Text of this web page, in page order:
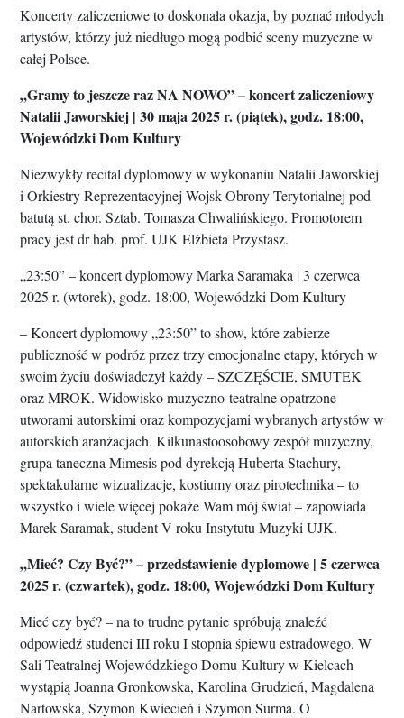
Koncerty zaliczeniowe to doskonała okazja, by poznać młodych
artystów, którzy już niedługo mogą podbić sceny muzyczne w
całej Polsce.
„Gramy to jeszcze raz NA NOWO” – koncert zaliczeniowy
Natalii Jaworskiej | 30 maja 2025 r. (piątek), godz. 18:00,
Wojewódzki Dom Kultury
Niezwykły recital dyplomowy w wykonaniu Natalii Jaworskiej
i Orkiestry Reprezentacyjnej Wojsk Obrony Terytorialnej pod
batutą st. chor. Sztab. Tomasza Chwalińskiego. Promotorem
pracy jest dr hab. prof. UJK Elżbieta Przystasz.
„23:50” – koncert dyplomowy Marka Saramaka | 3 czerwca
2025 r. (wtorek), godz. 18:00, Wojewódzki Dom Kultury
– Koncert dyplomowy „23:50” to show, które zabierze
publiczność w podróż przez trzy emocjonalne etapy, których w
swoim życiu doświadczył każdy – SZCZĘŚCIE, SMUTEK
oraz MROK. Widowisko muzyczno-teatralne opatrzone
utworami autorskimi oraz kompozycjami wybranych artystów w
autorskich aranżacjach. Kilkunastoosobowy zespół muzyczny,
grupa taneczna Mimesis pod dyrekcją Huberta Stachury,
spektakularne wizualizacje, kostiumy oraz pirotechnika – to
wszystko i wiele więcej pokaże Wam mój świat – zapowiada
Marek Saramak, student V roku Instytutu Muzyki UJK.
„Mieć? Czy Być?” – przedstawienie dyplomowe | 5 czerwca
2025 r. (czwartek), godz. 18:00, Wojewódzki Dom Kultury
Mieć czy być? – na to trudne pytanie spróbują znaleźć
odpowiedź studenci III roku I stopnia śpiewu estradowego. W
Sali Teatralnej Wojewódzkiego Domu Kultury w Kielcach
wystąpią Joanna Gronkowska, Karolina Grudzień, Magdalena
Nartowska, Szymon Kwiecień i Szymon Surma. O